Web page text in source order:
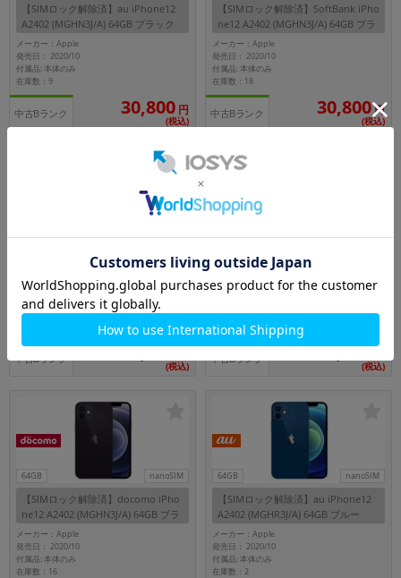
【SIMロック解除済】au iPhone12
A2402 (MGHN3J/A) 64GB ブラック
メーカー：Apple
発売日： 2020/10
付属品: 本体のみ
在庫数：9
中古Bランク 30,800 円
(税込)
【SIMロック解除済】SoftBank iPho
ne12 A2402 (MGHN3J/A) 64GB ブラ
ック
メーカー：Apple
発売日： 2020/10
付属品: 本体のみ
在庫数：18
中古Bランク 30,800円
(税込)
ne12 A2402 (MGHQ3J/A) 64GB (PR
ODUCT)RED
メーカー：Apple
発売日： 2020/10
付属品: 本体のみ
中古Bランク 30,800
(税込)
ne12 A2402 (MGHP3J/A) 64GB ホワ
イト
メーカー：Apple
付属品: 箱/USB Type-C to Lightningケーブル/SIMカードツール/マニュアル
在庫数：6
中古Bランク 30,800
(税込)
64GB nanoSIM
【SIMロック解除済】docomo iPho
ne12 A2402 (MGHN3J/A) 64GB ブラ
ック
メーカー：Apple
発売日： 2020/10
付属品: 本体のみ
在庫数：16
64GB nanoSIM
【SIMロック解除済】au iPhone12
A2402 (MGHR3J/A) 64GB ブルー
メーカー：Apple
発売日： 2020/10
付属品: 本体のみ
在庫数：2